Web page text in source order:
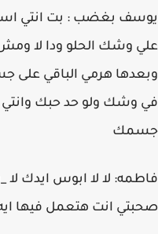
يوسف بغضب : بت انتي
علي وشك الحلو ودا لا
وبعدها هرمي الباقي
في وشك ولو حد حبك
جسمك
فاطمه: لا لا ابوس ايدك
صحبتي انت هتعمل فيها